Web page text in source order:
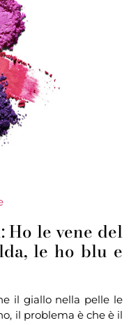
Ho le vene del
le ho blu e
il giallo nella pelle le
il problema è che è il